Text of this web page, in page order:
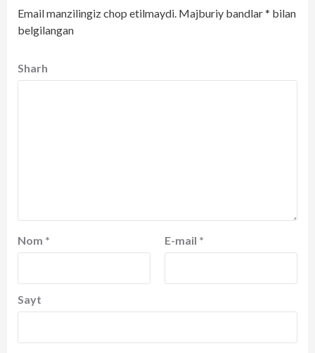
Email manzilingiz chop etilmaydi. Majburiy bandlar* bilan
belgilangan
Sharh
Nom * E-mail *
Sayt